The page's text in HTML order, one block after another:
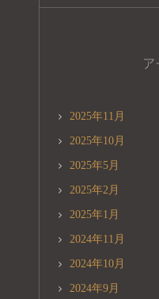
ア
2025年11月
2025年10月
2025年5月
2025年2月
2025年1月
2024年11月
2024年10月
2024年9月